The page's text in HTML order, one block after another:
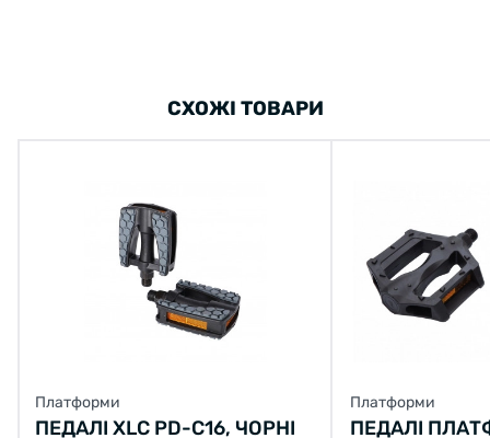
СХОЖІ ТОВАРИ
Платформи
ПЕДАЛІ XLC PD-C16, ЧОРНІ
Платформи
ПЕДАЛІ